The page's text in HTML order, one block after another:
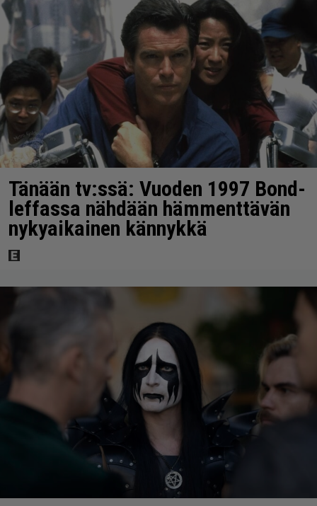
Tänään tv:ssä: Vuoden 1997 Bond-
leffassa nähdään hämmenttävän
nykyaikainen kännykkä